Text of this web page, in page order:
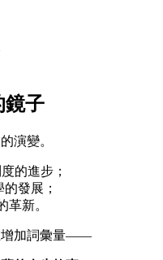
鏡子
演變。
的進步；
發展；
革新。
增加詞彙量——